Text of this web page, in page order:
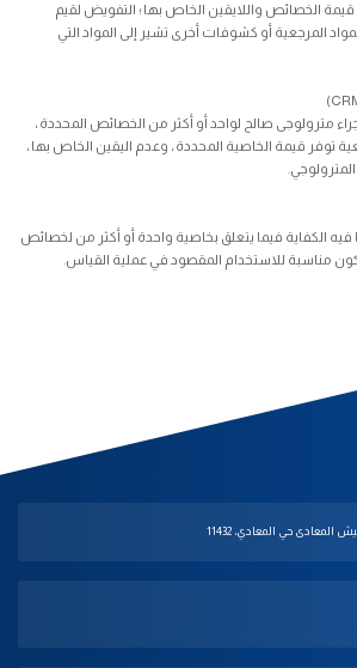
الخصائص واللايقين الخاص بها ؛ التفويض لقيم
المرجعية أو كشوفات أخرى تشير إلى المواد التي
مترولوجى صالح لواحد أو أكثر من الخصائص المحددة ،
توفر قيمة الخاصية المحددة ، وعدم اليقين الخاص بها ،
الكفاية فيما يتعلق بخاصية واحدة أو أكثر من لخصائص
مناسبة للاستخدام المقصود في عملية القياس.
المعادى حي المعادي، 11432